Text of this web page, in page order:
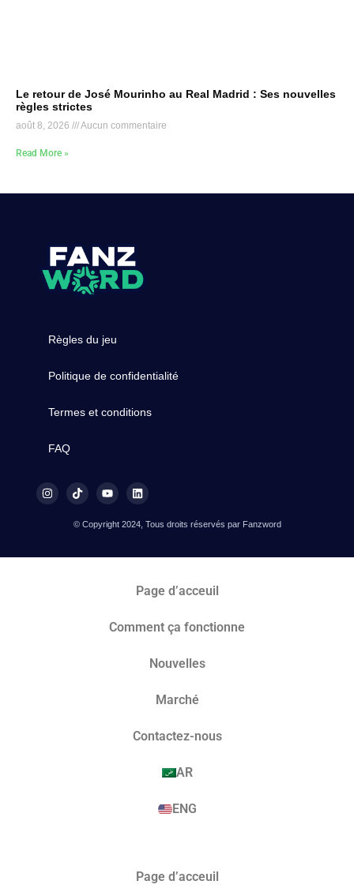
Le retour de José Mourinho au Real Madrid : Ses nouvelles
règles strictes
août 8, 2026 Aucun commentaire
Read More »
Règles du jeu
Politique de confidentialité
Termes et conditions
FAQ
© Copyright 2024, Tous droits réservés par Fanzword
Page d’acceuil
Comment ça fonctionne
Nouvelles
Marché​
Contactez-nous
AR
ENG
Page d’acceuil